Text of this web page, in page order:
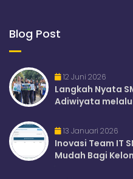
Blog Post
12 Juni 2026
Langkah Nyata
Adiwiyata
13 Januari 2026
Inovasi Team IT
Mudah Bagi